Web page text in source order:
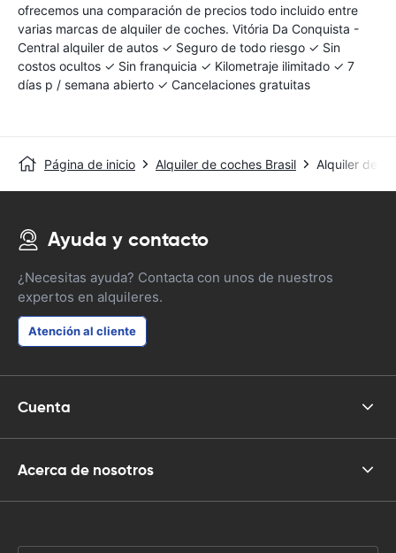
ofrecemos una comparación de precios todo incluido entre
varias marcas de alquiler de coches. Vitória Da Conquista -
Central alquiler de autos ✓ Seguro de todo riesgo ✓ Sin
costos ocultos ✓ Sin franquicia ✓ Kilometraje ilimitado ✓ 7
días p / semana abierto ✓ Cancelaciones gratuitas
Página de inicio Alquiler de coches Brasil Alquiler de
Ayuda y contacto
¿Necesitas ayuda? Contacta con unos de nuestros
expertos en alquileres.
Atención al cliente
Cuenta
Acerca de nosotros